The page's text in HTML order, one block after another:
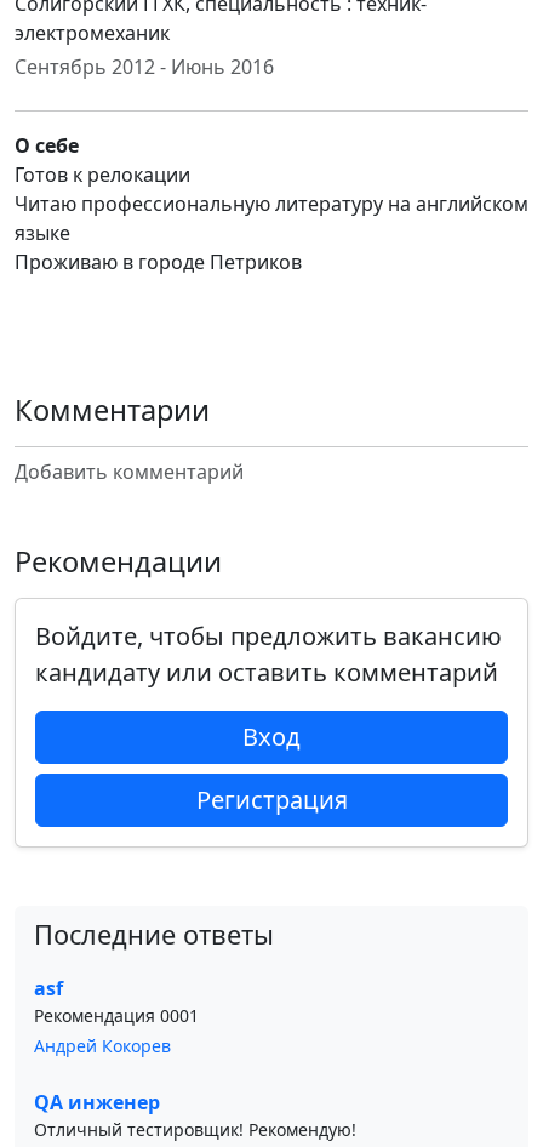
электромеханик
Сентябрь 2012 - Июнь 2016
О себе
Готов к релокации
Читаю профессиональную литературу на английском
языке
Проживаю в городе Петриков
Комментарии
Добавить комментарий
Рекомендации
Войдите, чтобы предложить вакансию
кандидату или оставить комментарий
Вход
Регистрация
Последние ответы
asf
Рекомендация 0001
Андрей Кокорев
QA инженер
Отличный тестировщик! Рекомендую!